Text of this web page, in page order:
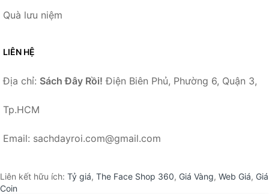
Quà lưu niệm
LIÊN HỆ
Địa chỉ: Sách Đây Rồi! Điện Biên Phủ, Phường 6, Quận 3,
Tp.HCM
Email: sachdayroi.com@gmail.com
Liên kết hữu ích: Tỷ giá, The Face Shop 360, Giá Vàng, Web Giá, Giá
Coin